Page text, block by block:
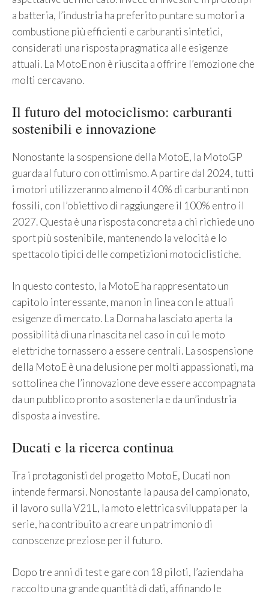
a batteria, l’industria ha preferito puntare su motori a
combustione più efficienti e carburanti sintetici,
considerati una risposta pragmatica alle esigenze
attuali. La MotoE non è riuscita a offrire l’emozione che
molti cercavano.
Il futuro del motociclismo: carburanti
sostenibili e innovazione
Nonostante la sospensione della MotoE, la MotoGP
guarda al futuro con ottimismo. A partire dal 2024, tutti
i motori utilizzeranno almeno il 40% di carburanti non
fossili, con l’obiettivo di raggiungere il 100% entro il
2027. Questa è una risposta concreta a chi richiede uno
sport più sostenibile, mantenendo la velocità e lo
spettacolo tipici delle competizioni motociclistiche.
In questo contesto, la MotoE ha rappresentato un
capitolo interessante, ma non in linea con le attuali
esigenze di mercato. La Dorna ha lasciato aperta la
possibilità di una rinascita nel caso in cui le moto
elettriche tornassero a essere centrali. La sospensione
della MotoE è una delusione per molti appassionati, ma
sottolinea che l’innovazione deve essere accompagnata
da un pubblico pronto a sostenerla e da un’industria
disposta a investire.
Ducati e la ricerca continua
Tra i protagonisti del progetto MotoE, Ducati non
intende fermarsi. Nonostante la pausa del campionato,
il lavoro sulla V21L, la moto elettrica sviluppata per la
serie, ha contribuito a creare un patrimonio di
conoscenze preziose per il futuro.
Dopo tre anni di test e gare con 18 piloti, l’azienda ha
raccolto una grande quantità di dati, affinando le